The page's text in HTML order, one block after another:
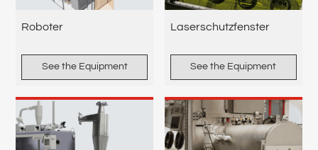
Roboter
See the Equipment
Laserschutzfenster
See the Equipment